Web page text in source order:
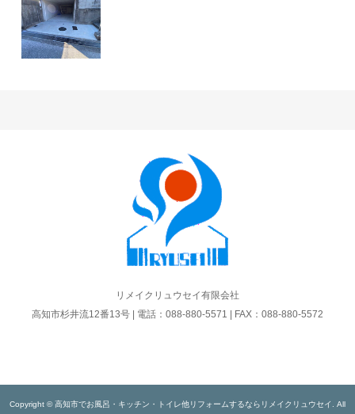
リメイクリュウセイ有限会社
高知市杉井流12番13号 | 電話：088-880-5571 | FAX：088-880-5572
Copyright © 高知市でお風呂・キッチン・トイレ他リフォームするならリメイクリュウセイ. All